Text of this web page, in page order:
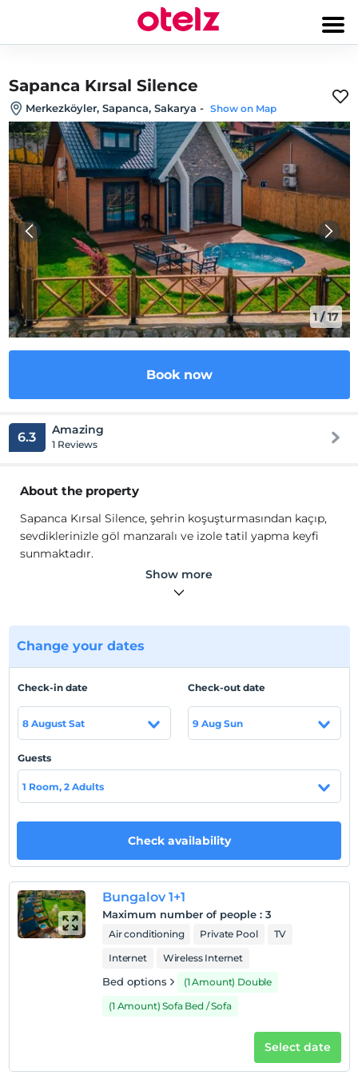
Sapanca Kırsal Silence
Merkezköyler, Sapanca, Sakarya - Show on Map
1/17
Book now
6.3 Amazing
1 Reviews
About the property
Sapanca Kırsal Silence, şehrin koşuşturmasından kaçıp,
sevdiklerinizle göl manzaralı ve izole tatil yapma keyfi
sunmaktadır.
Yalnızca 6 bungalov ile misafirlerimizi ağırladığımız
tesisimizde butik hizmet, büyük memnuniyet gayesiyle
Evden biraz olsun uzaklaşmaya, doğaya karışmaya
ihtiyaç duyduğunuzu biliyoruz.
yapıyoruz.
Eşsiz doğamız, cömert meyve ağaçlarımız ve ev
konforunda imkânlarımızla konuklarımızı ağırlıyoruz.
köyündeyiz.
Sakarya Sapanca'da hizmet vermektedir. Sapanca
mesafedeyiz.
Show on Map
Show more
Change your dates
Check-in date
8 August Sat
Check-out date
9 Aug Sun
Guests
1 Room, 2 Adults
Check availability
Bungalov 1+1
Maximum number of people : 3
Air conditioning Private Pool
TV
Internet
Wireless Internet
Bed options
(1 Amount) Double
(1 Amount) Sofa Bed / Sofa
Select date